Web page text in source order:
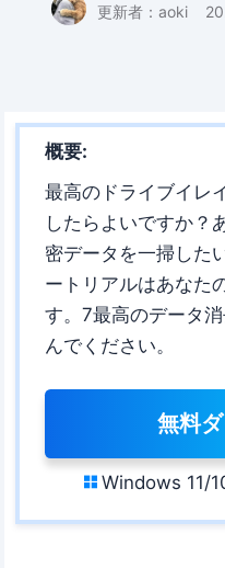
更新者： aoki
概要:
最高のドライブイレ
したらよいですか？
密データを一掃した
ートリアルはあなた
す。7最高のデータ
んでください。
無料
 Windows 11/